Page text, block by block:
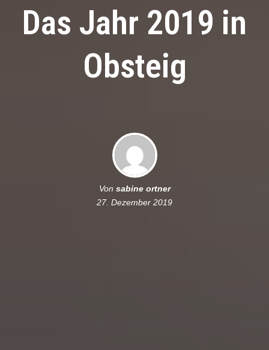
Das Jahr 2019 in
Obsteig
Von sabine ortner
27. Dezember 2019